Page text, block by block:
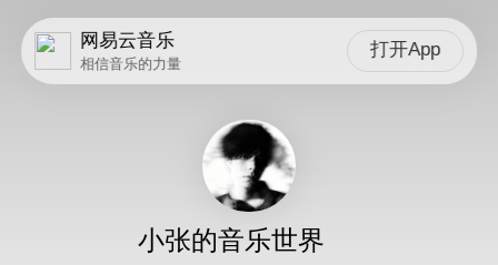
网易云音乐
相信音乐的力量
打开App
小张的音乐世界